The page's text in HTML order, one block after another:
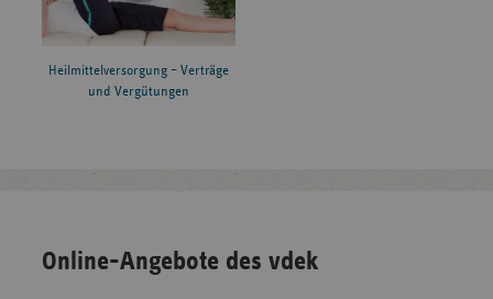
Heilmittelversorgung – Verträge
und Vergütungen
Online-Angebote des vdek